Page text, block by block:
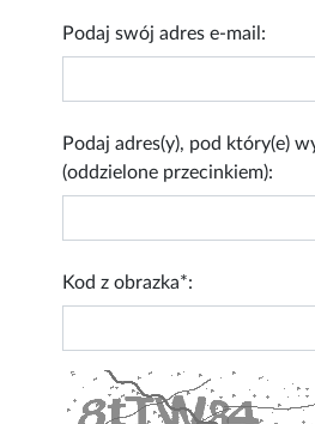
Podaj swój adres e-mail:
Podaj adres(y), pod który(e)
(oddzielone przecinkiem):
Kod z obrazka*: